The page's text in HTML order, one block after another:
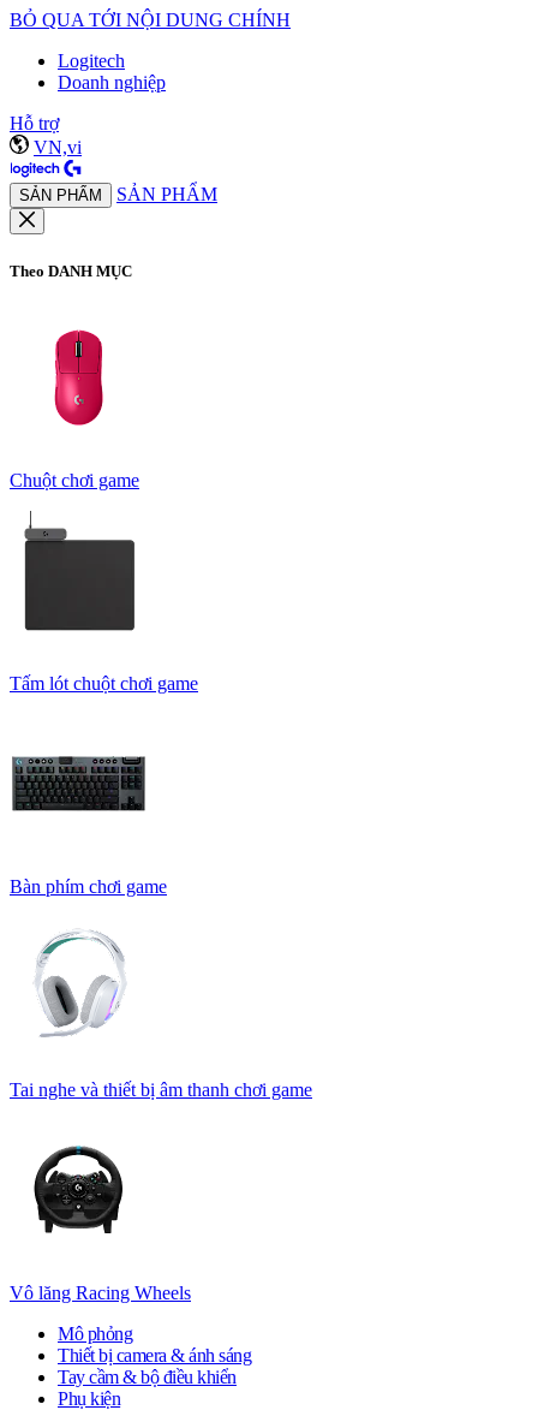
BỎ QUA TỚI NỘI DUNG CHÍNH
Logitech
Doanh nghiệp
Hỗ trợ
VN,vi
SẢN PHẨM SẢN PHẨM
Theo DANH MỤC
Chuột chơi game
Tấm lót chuột chơi game
Bàn phím chơi game
Tai nghe và thiết bị âm thanh chơi game
Vô lăng Racing Wheels
Mô phỏng
Thiết bị camera & ánh sáng
Tay cầm & bộ điều khiển
Phụ kiện